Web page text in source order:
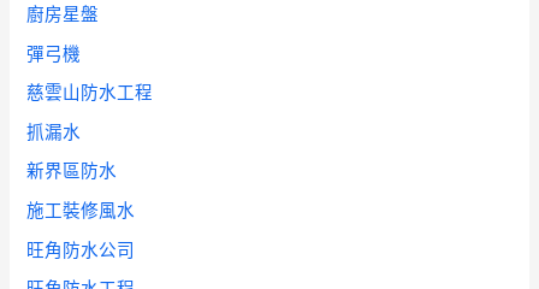
廚房星盤
彈弓機
慈雲山防水工程
抓漏水
新界區防水
施工裝修風水
旺角防水公司